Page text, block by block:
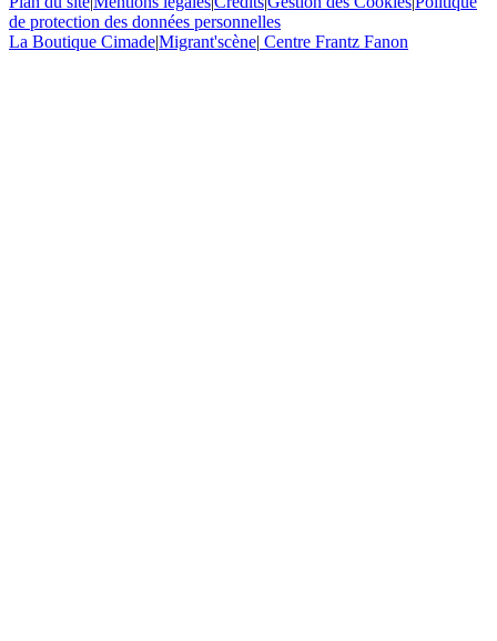
de protection des données personnelles
La Boutique Cimade|Migrant'scène| Centre Frantz Fanon